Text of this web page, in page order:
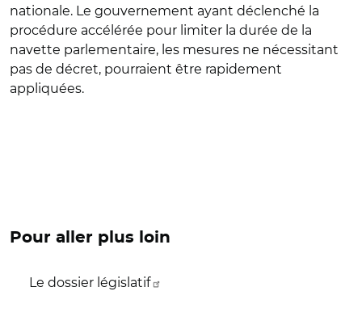
nationale. Le gouvernement ayant déclenché la
procédure accélérée pour limiter la durée de la
navette parlementaire, les mesures ne nécessitant
pas de décret, pourraient être rapidement
appliquées.
Pour aller plus loin
Le dossier législatif